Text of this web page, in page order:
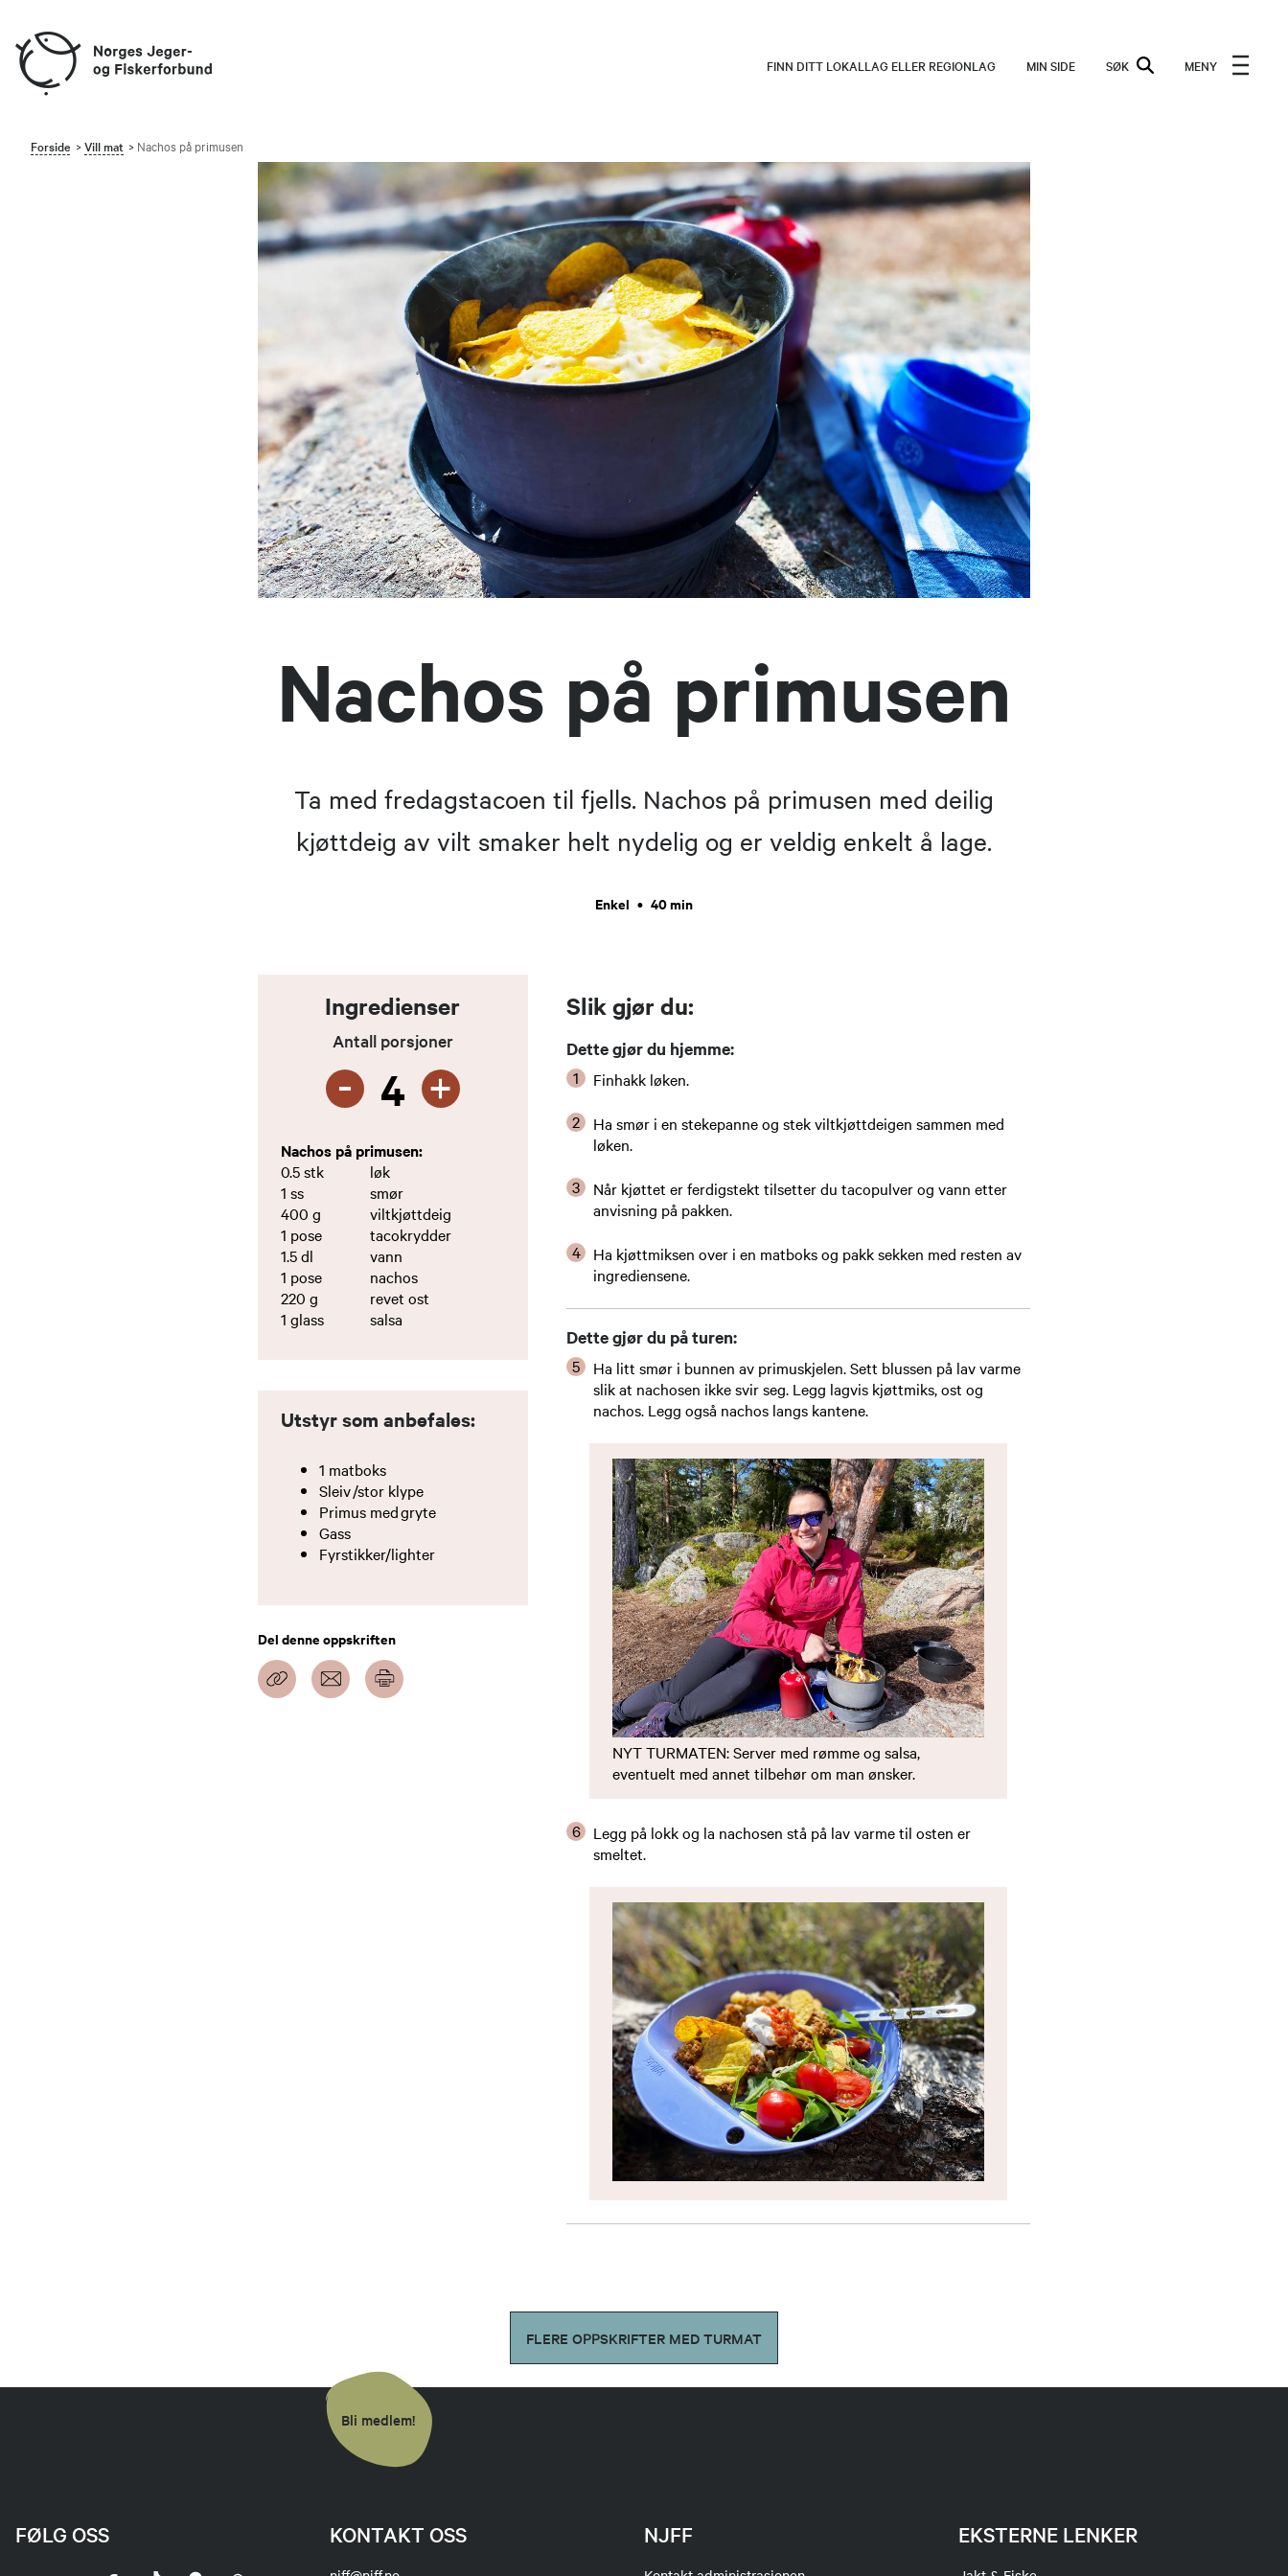
FINN DITT LOKALLAG ELLER REGIONLAG MIN SIDE SØK MENY
Forside Vill mat Nachos på primusen
Nachos på primusen
Ta med fredagstacoen til fjells. Nachos på primusen med deilig
kjøttdeig av vilt smaker helt nydelig og er veldig enkelt å lage.
Enkel • 40 min
Ingredienser
Antall porsjoner
- 4 +
Nachos på primusen:
0.5stk
løk
1 ss
smør
400 g
viltkjøttdeig
1 pose
tacokrydder
1.5dl
vann
1 pose
nachos
220 g
revet ost
1 glass salsa
Utstyr som anbefales:
1 matboks
Sleiv /stor klype
Primus med gryte
Gass
Fyrstikker/lighter
Del denne oppskriften
Slik gjør du:
Dette gjør du hjemme:
Finhakk løken.
Ha smør i en stekepanne og stek viltkjøttdeigen sammen med
løken.
Når kjøttet er ferdigstekt tilsetter du tacopulver og vann etter
anvisning på pakken.
Ha kjøttmiksen over i en matboks og pakk sekken med resten av
ingrediensene.
Dette gjør du på turen:
Ha litt smør i bunnen av primuskjelen. Sett blussen på lav varme
slik at nachosen ikke svir seg. Legg lagvis kjøttmiks, ost og
nachos. Legg også nachos langs kantene.
NYT TURMATEN: Server med rømme og salsa,
eventuelt med annet tilbehør om man ønsker.​​
Legg på lokk og la nachosen stå på lav varme til osten er
smeltet.
FLERE OPPSKRIFTER MED TURMAT
Bli medlem!
KONTAKT OSS NJFF EKSTERNE LENKER
FØLG OSS